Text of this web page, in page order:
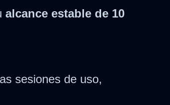
alcance estable de 10
sesiones de uso,